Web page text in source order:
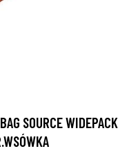
SOURCE WIDEPACK